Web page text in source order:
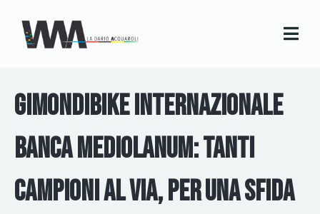
GimondiBike Internazionale
Banca Mediolanum: tanti
campioni al via, per una sfida